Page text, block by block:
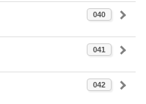
040
041
042